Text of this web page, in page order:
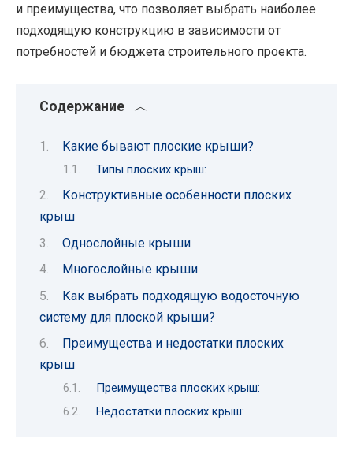
и преимущества, что позволяет выбрать наиболее
подходящую конструкцию в зависимости от
потребностей и бюджета строительного проекта.
Содержание
Какие бывают плоские крыши?
Типы плоских крыш:
Конструктивные особенности плоских
крыш
Однослойные крыши
Многослойные крыши
Как выбрать подходящую водосточную
систему для плоской крыши?
Преимущества и недостатки плоских
крыш
Преимущества плоских крыш:
Недостатки плоских крыш: